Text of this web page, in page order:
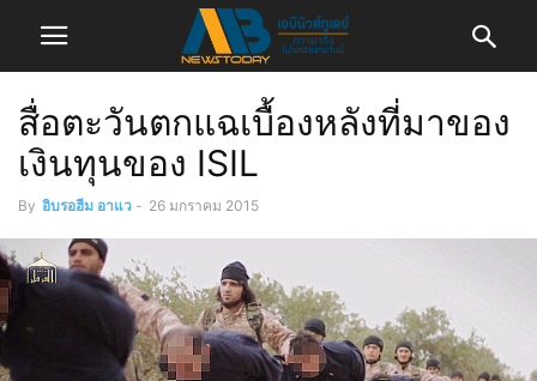
สื่อตะวันตกแฉเบื้องหลังที่มาของ
เงินทุนของ ISIL
By อิบรอฮีม อาแว - 26 มกราคม 2015